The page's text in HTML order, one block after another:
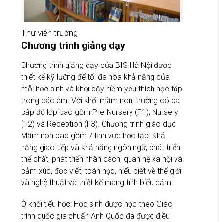
Thư viện trường
Chương trình giảng dạy
Chương trình giảng dạy của BIS Hà Nội được
thiết kế kỹ lưỡng để tối đa hóa khả năng của
mỗi học sinh và khơi dậy niềm yêu thích học tập
trong các em. Với khối mầm non, trường có ba
cấp độ lớp bao gồm Pre-Nursery (F1), Nursery
(F2) và Reception (F3). Chương trình giáo dục
Mầm non bao gồm 7 lĩnh vực học tập: Khả
năng giao tiếp và khả năng ngôn ngữ, phát triển
thể chất, phát triển nhân cách, quan hệ xã hội và
cảm xúc, đọc viết, toán học, hiểu biết về thế giới
và nghệ thuật và thiết kế mang tính biểu cảm.
Ở khối tiểu học: Học sinh được học theo Giáo
trình quốc gia chuẩn Anh Quốc đã được điều